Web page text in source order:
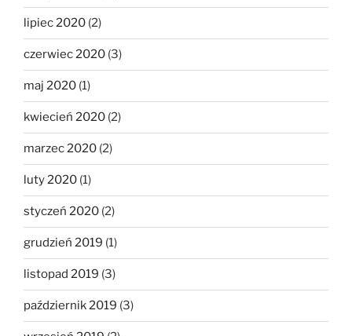
lipiec 2020 (2)
czerwiec 2020 (3)
maj 2020 (1)
kwiecień 2020 (2)
marzec 2020 (2)
luty 2020 (1)
styczeń 2020 (2)
grudzień 2019 (1)
listopad 2019 (3)
październik 2019 (3)